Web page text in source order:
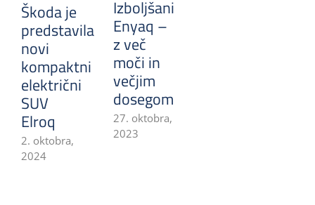
Škoda je
predstavila
novi
kompaktni
električni
SUV
Elroq
2. oktobra,
2024
Izboljšani
Enyaq –
z več
moči in
večjim
dosegom
27. oktobra,
2023